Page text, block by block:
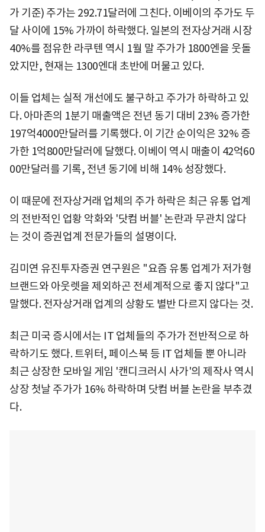
가 기준) 주가는 292.71달러에 그친다. 이베이의 주가도 두
달 사이에 15% 가까이 하락했다. 일본의 전자상거래 시장
40%를 점유한 라쿠텐 역시 1월 말 주가가 1800엔을 웃돌
았지만, 현재는 1300엔대 초반에 머물고 있다.
이들 업체는 실적 개선에도 불구하고 주가가 하락하고 있
다. 아마존의 1분기 매출액은 전년 동기 대비 23% 증가한
197억4000만달러를 기록했다. 이 기간 순이익은 32% 증
가한 1억800만달러에 달했다. 이베이 역시 매출이 42억60
00만달러를 기록, 전년 동기에 비해 14% 성장했다.
이 때문에 전자상거래 업체의 주가 하락은 최근 유통 업계
의 전반적인 업황 악화와 '닷컴 버블' 논란과 무관치 않다
는 것이 증권업계 전문가들의 설명이다.
김미연 유진투자증권 연구원은 "요즘 유통 업계가 저가형
브랜드와 아웃렛을 제외하곤 전세계적으로 좋지 않다"고
말했다. 전자상거래 업계의 상황도 별반 다르지 않다는 것.
최근 미국 증시에서는 IT 업체들의 주가가 전반적으로 하
락하기도 했다. 트위터, 페이스북 등 IT 업체들 뿐 아니라
최근 상장한 모바일 게임 '캔디크러시 사가'의 제작사 역시
상장 첫날 주가가 16% 하락하며 닷컴 버블 논란을 부추겼
다.